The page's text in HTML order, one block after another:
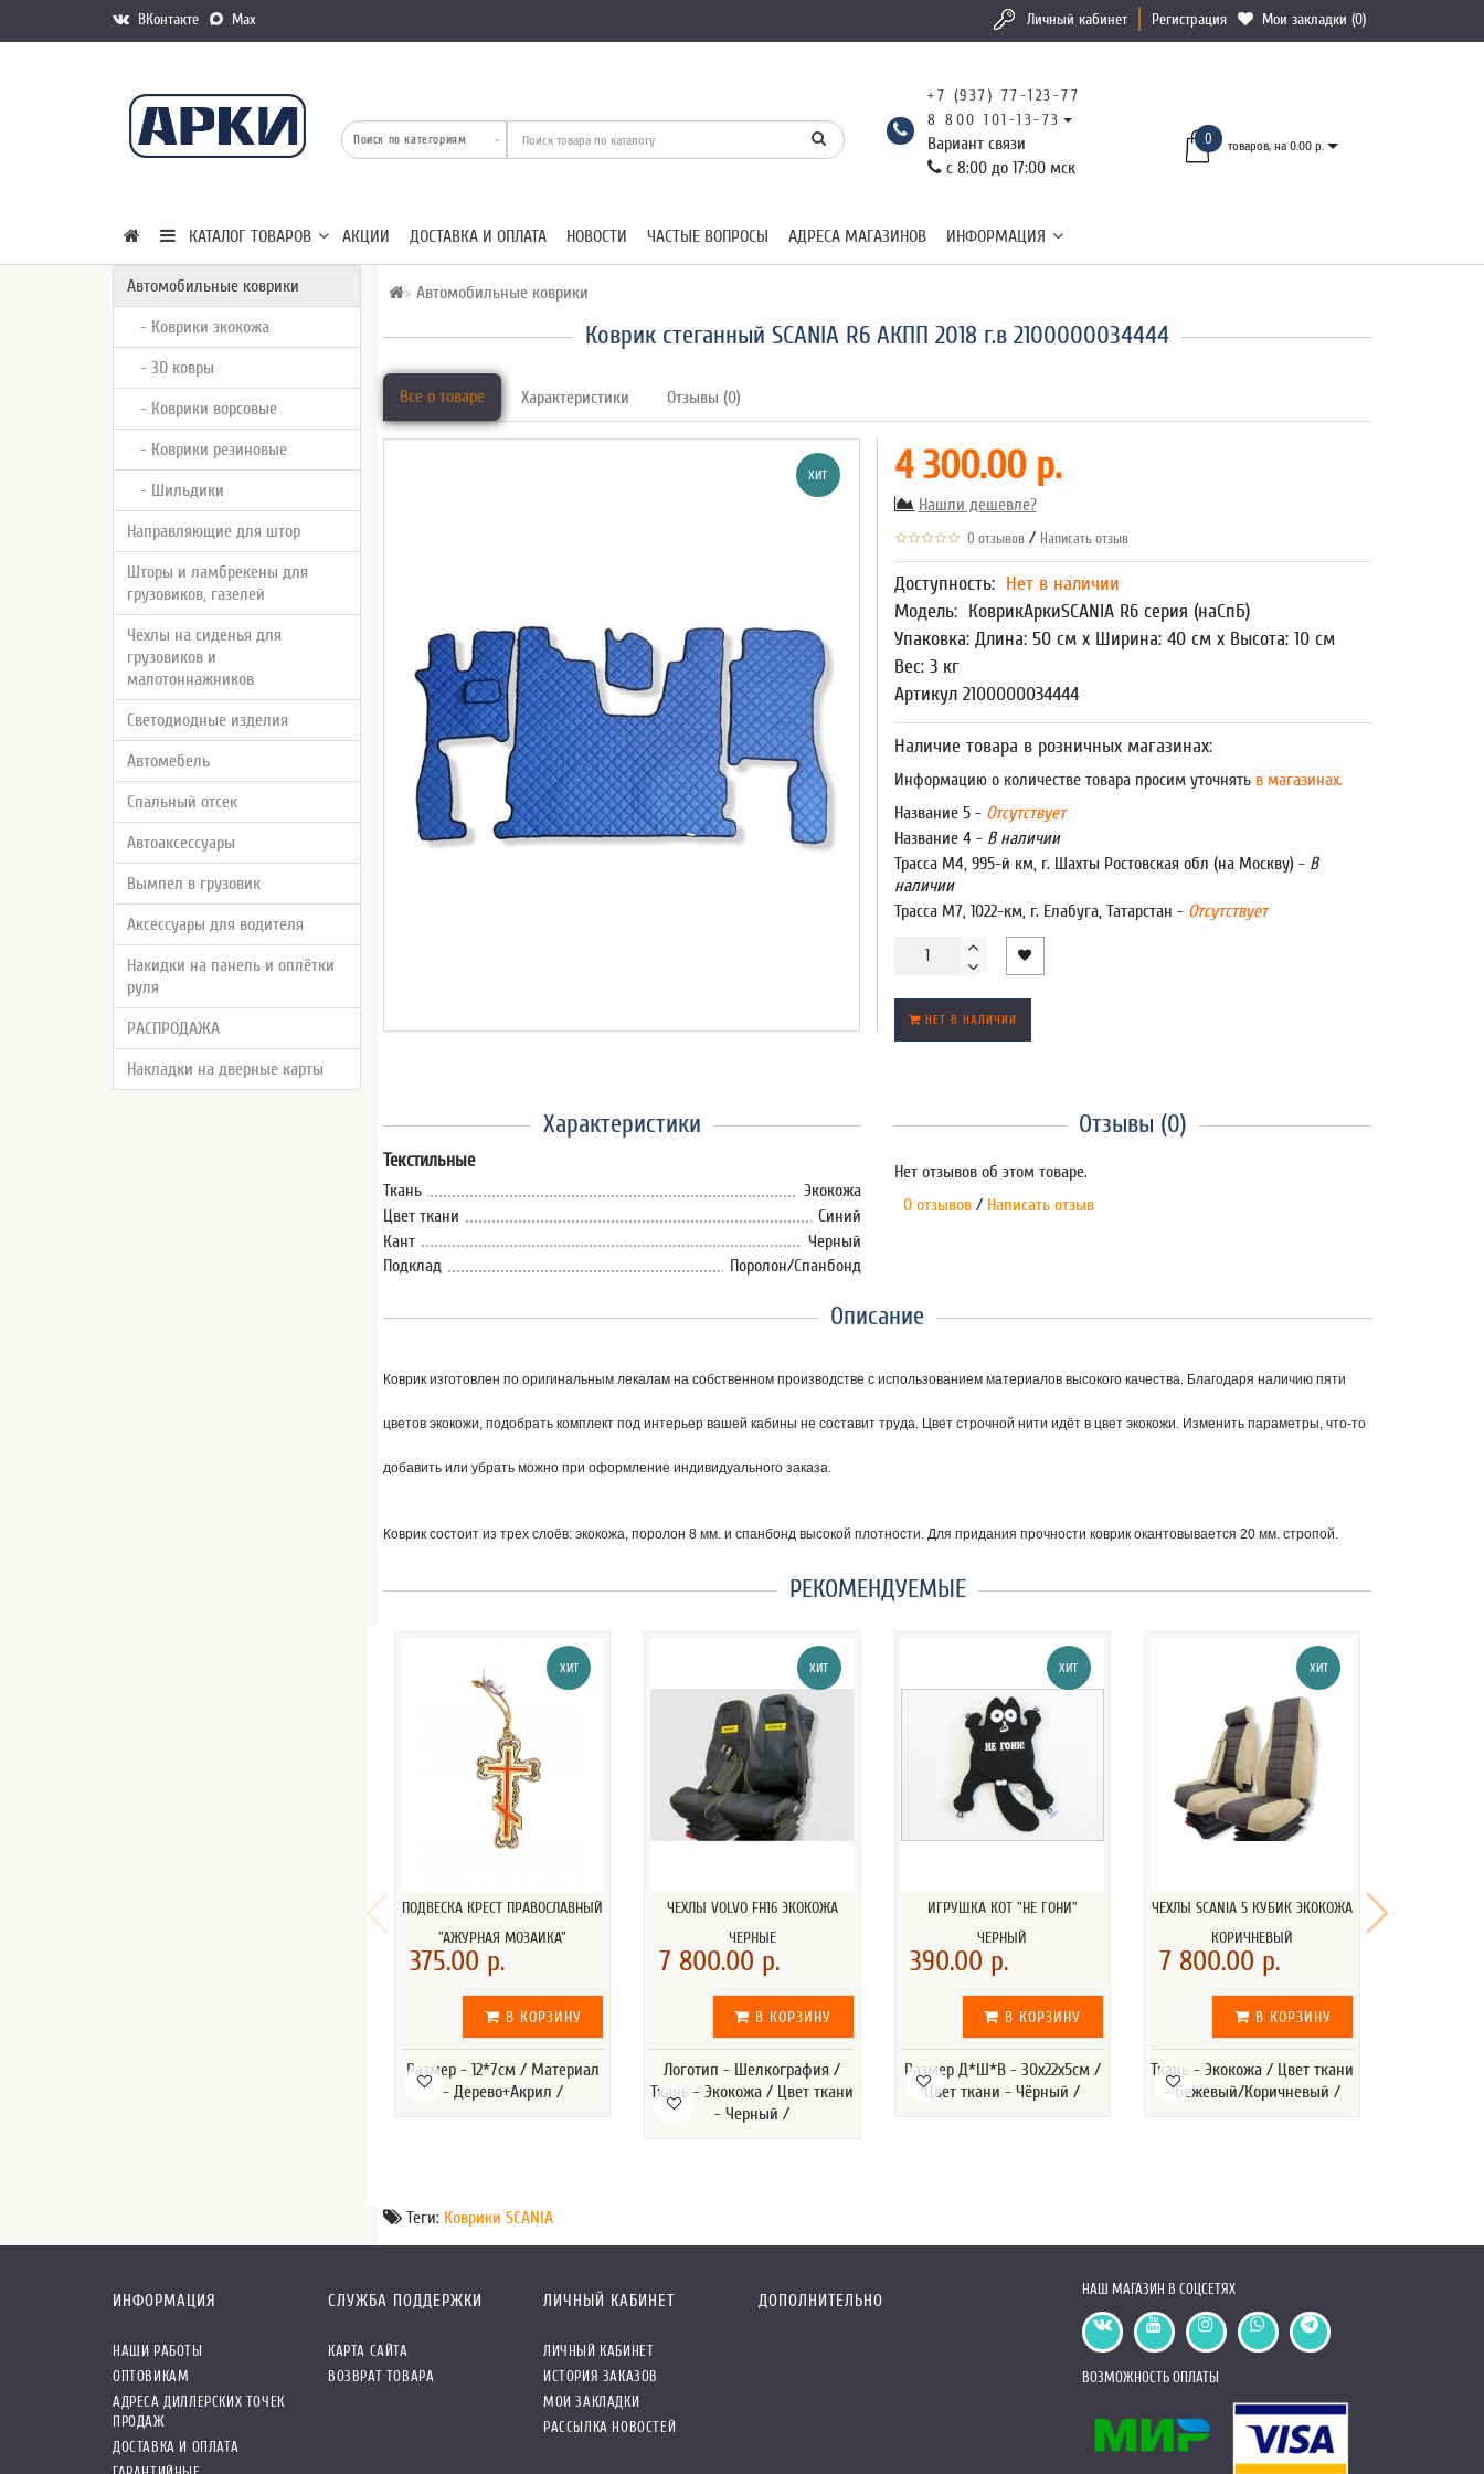
ВКонтакте Max Личный кабинет Регистрация Мои закладки (0)
+7 (937) 77-123-77
8 800 101-13-73
Вариант связи
с 8:00 до 17:00 мск
0 товаров, на 0.00 р.
КАТАЛОГ ТОВАРОВ АКЦИИ ДОСТАВКА И ОПЛАТА НОВОСТИ ЧАСТЫЕ ВОПРОСЫ АДРЕСА МАГАЗИНОВ ИНФОРМАЦИЯ
Автомобильные коврики
- Коврики экокожа
- 3D ковры
- Коврики ворсовые
- Коврики резиновые
- Шильдики
Направляющие для штор
Шторы и ламбрекены для
грузовиков, газелей
Чехлы на сиденья для
грузовиков и
малотоннажников
Светодиодные изделия
Автомебель
Спальный отсек
Автоаксессуары
Вымпел в грузовик
Аксессуары для водителя
Накидки на панель и оплётки
руля
РАСПРОДАЖА
Накладки на дверные карты
Автомобильные коврики
Коврик стеганный SCANIA R6 АКПП 2018 г.в 2100000034444
Все о товаре Характеристики Отзывы (0)
ХИТ 4 300.00 р.
Нашли дешевле?
0 отзывов / Написать отзыв
Доступность: Нет в наличии
Модель: КоврикАркиSCANIA R6 серия (наСпБ)
Упаковка: Длина: 50 см x Ширина: 40 см x Высота: 10 см
Вес: 3 кг
Артикул 2100000034444
Наличие товара в розничных магазинах:
Информацию о количестве товара просим уточнятьв магазинах.
Название 5 - Отсутствует
Название 4 - В наличии
Трасса М4, 995-й км, г. Шахты Ростовская обл (на Москву) - В
наличии
Трасса М7, 1022-км, г. Елабуга, Татарстан - Отсутствует
НЕТ В НАЛИЧИИ
Характеристики
Текстильные
Ткань
Экокожа
Цвет ткани
Синий
Кант
Черный
Подклад
Поролон/Спанбонд
Отзывы (0)
Нет отзывов об этом товаре.
0 отзывов / Написать отзыв
Описание
Коврик изготовлен по оригинальным лекалам на собственном производстве с использованием материалов высокого качества. Благодаря наличию пяти
цветов экокожи, подобрать комплект под интерьер вашей кабины не составит труда. Цвет строчной нити идёт в цвет экокожи. Изменить параметры, что-то
добавить или убрать можно при оформление индивидуального заказа.
Коврик состоит из трех слоёв: экокожа, поролон 8 мм. и спанбонд высокой плотности. Для придания прочности коврик окантовывается 20 мм. стропой.
РЕКОМЕНДУЕМЫЕ
ХИТ
ПОДВЕСКА КРЕСТ ПРАВОСЛАВНЫЙ
"АЖУРНАЯ МОЗАИКА"
375.00 р.
В КОРЗИНУ
Размер - 12*7см / Материал
- Дерево+Акрил /
ХИТ
ЧЕХЛЫ VOLVO FH16 ЭКОКОЖА
ЧЕРНЫЕ
7 800.00 р.
В КОРЗИНУ
Логотип - Шелкография /
Ткань - Экокожа / Цвет ткани
- Черный /
ХИТ
ИГРУШКА КОТ "НЕ ГОНИ"
ЧЕРНЫЙ
390.00 р.
В КОРЗИНУ
Размер Д*Ш*В - 30х22х5см /
Цвет ткани - Чёрный /
ХИТ
ЧЕХЛЫ SCANIA 5 КУБИК ЭКОКОЖА
КОРИЧНЕВЫЙ
7 800.00 р.
В КОРЗИНУ
Ткань - Экокожа / Цвет ткани
- Бежевый/Коричневый /
Теги: Коврики SCANIA
ИНФОРМАЦИЯ
НАШИ РАБОТЫ
ОПТОВИКАМ
АДРЕСА ДИЛЛЕРСКИХ ТОЧЕК
ПРОДАЖ
ДОСТАВКА И ОПЛАТА
СЛУЖБА ПОДДЕРЖКИ
КАРТА САЙТА
ВОЗВРАТ ТОВАРА
ЛИЧНЫЙ КАБИНЕТ
ЛИЧНЫЙ КАБИНЕТ
ИСТОРИЯ ЗАКАЗОВ
МОИ ЗАКЛАДКИ
РАССЫЛКА НОВОСТЕЙ
ДОПОЛНИТЕЛЬНО
НАШ МАГАЗИН В СОЦСЕТЯХ
ВОЗМОЖНОСТЬ ОПЛАТЫ